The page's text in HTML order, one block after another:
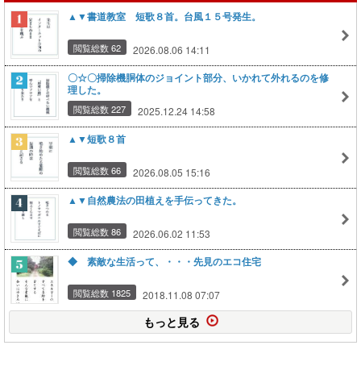
▲▼書道教室 短歌８首。台風１５号発生。
閲覧総数 62 2026.08.06 14:11
〇☆〇掃除機胴体のジョイント部分、いかれて外れるのを修
理した。
閲覧総数 227 2025.12.24 14:58
▲▼短歌８首
閲覧総数 66 2026.08.05 15:16
▲▼自然農法の田植えを手伝ってきた。
閲覧総数 86 2026.06.02 11:53
◆ 素敵な生活って、・・・先見のエコ住宅
閲覧総数 1825 2018.11.08 07:07
もっと見る